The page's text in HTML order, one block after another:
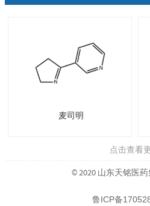
麦司明
点击查看
© 2020 山东天铭医
鲁ICP备